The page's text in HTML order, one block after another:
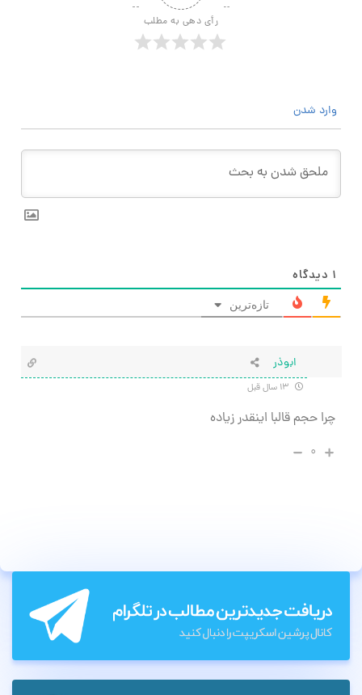
رأی دهی به مطلب
وارد شدن
۱ دیدگاه
تازه‌ترین
ابوذر
چرا حجم قالبا اینقدر زیاده
۰